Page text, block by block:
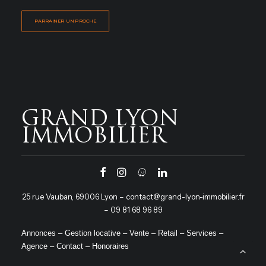
PARRAINER UN PROCHE
GRAND LYON
IMMOBILIER
25 rue Vauban, 69006 Lyon – contact@grand-lyon-immobilier.fr
– 09 81 68 96 89
Annonces – Gestion locative – Vente – Retail – Services –
Agence – Contact – Honoraires